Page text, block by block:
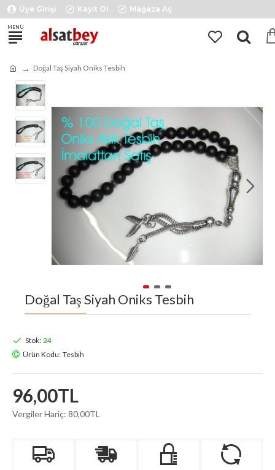
Üye Girişi Kayıt Ol Mağaza Aç
Doğal Taş Siyah Oniks Tesbih
Doğal Taş Siyah Oniks Tesbih
96,00TL
Vergiler Hariç: 80,00TL
Stok: 24
Ürün Kodu: Tesbih